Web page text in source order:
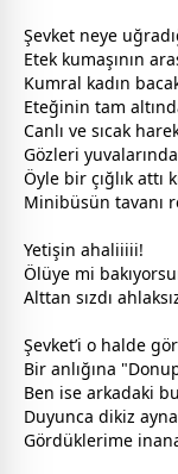
Şevket neye
Etek kumaşının
Kumral kadın
Eteğinin tam
Canlı ve sıcak
Gözleri
Öyle bir çığlık attı
Minibüsün tavanı
Yetişin ahaliiiii!
Ölüye mi
Alttan sızdı
Şevket’i o halde
Bir anlığına
Ben ise arkadaki
Duyunca dikiz
Gördüklerime